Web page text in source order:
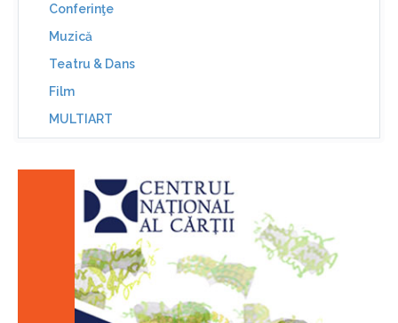
Conferinţe
Muzică
Teatru & Dans
Film
MULTIART